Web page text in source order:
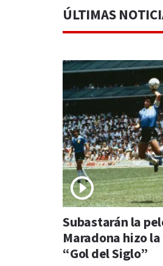
ÚLTIMAS
Subastarán la
Maradona hizo
“Gol del Siglo”